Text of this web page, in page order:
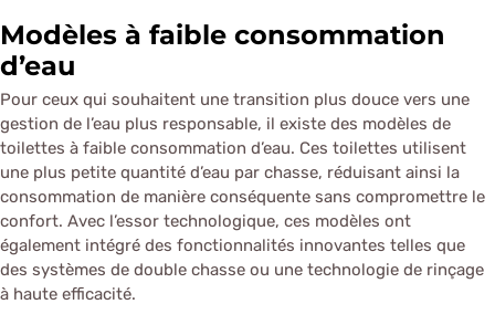
Modèles à faible consommation
d’eau
Pour ceux qui souhaitent une transition plus douce vers une
gestion de l’eau plus responsable, il existe des modèles de
toilettes à faible consommation d’eau. Ces toilettes utilisent
une plus petite quantité d’eau par chasse, réduisant ainsi la
consommation de manière conséquente sans compromettre le
confort. Avec l’essor technologique, ces modèles ont
également intégré des fonctionnalités innovantes telles que
des systèmes de double chasse ou une technologie de rinçage
à haute efficacité.